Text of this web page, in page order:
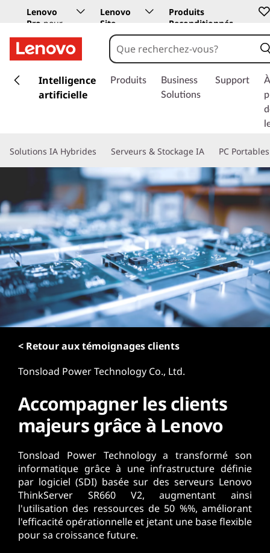
Lenovo
Pro pour
les
entreprises
Lenovo
Site
Education
Produits
Reconditionnés
a
a
n
t
e
n
u
p
r
i
c
Intelligence
artificielle
Produits
Business
Solutions
Support
À
Solutions IA Hybrides Serveurs & Stockage IA PC
< Retour aux témoignages clients
Tonsload Power Technology Co., Ltd.
Accompagner les clients
majeurs grâce à Lenovo
Tonsload Power Technology a transformé son
informatique grâce à une infrastructure définie
par logiciel (SDI) basée sur des serveurs Lenovo
ThinkServer SR660 V2, augmentant ainsi
l'utilisation des ressources de 50 %%, améliorant
l'efficacité opérationnelle et jetant une base flexible
pour sa croissance future.